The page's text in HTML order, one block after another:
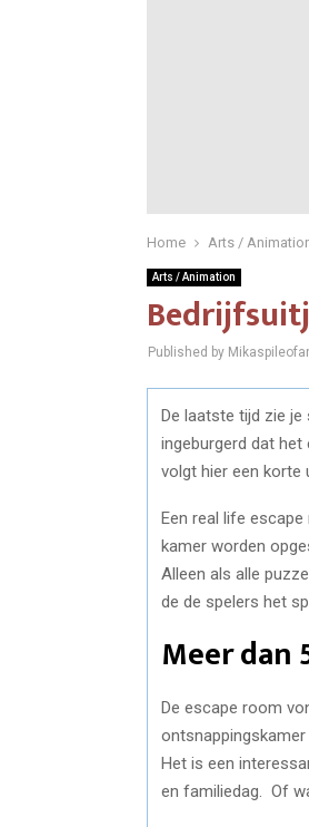
Home Arts /
Arts / Animation
Published by
De laatste tijd zie
ingeburgerd dat
volgt hier een korte
Een real life
kamer worden
Alleen als alle
de de spelers het
Meer dan
De escape room
Het is een
en familiedag. Of